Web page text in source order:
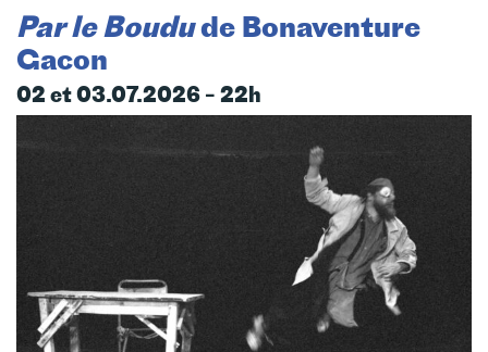
Par le Boudude Bonaventure
Gacon
02 et 03.07.2026 – 22h